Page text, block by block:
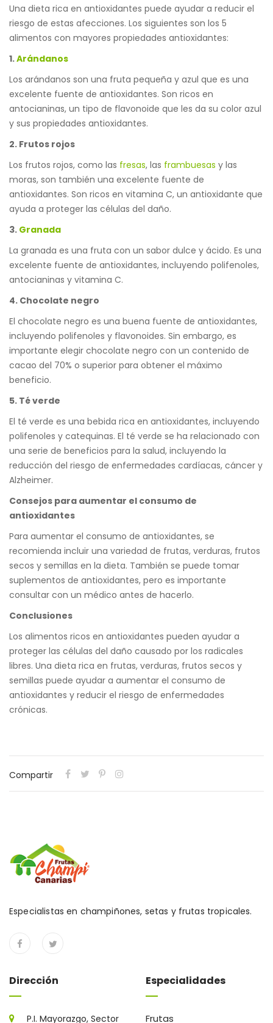
Una dieta rica en antioxidantes puede ayudar a reducir el
riesgo de estas afecciones. Los siguientes son los 5
alimentos con mayores propiedades antioxidantes:
1.Arándanos
Los arándanos son una fruta pequeña y azul que es una
excelente fuente de antioxidantes. Son ricos en
antocianinas, un tipo de flavonoide que les da su color azul
y sus propiedades antioxidantes.
2. Frutos rojos
Los frutos rojos, como las fresas, las frambuesas y las
moras, son también una excelente fuente de
antioxidantes. Son ricos en vitamina C, un antioxidante que
ayuda a proteger las células del daño.
3. Granada
La granada es una fruta con un sabor dulce y ácido. Es una
excelente fuente de antioxidantes, incluyendo polifenoles,
antocianinas y vitamina C.
4. Chocolate negro
El chocolate negro es una buena fuente de antioxidantes,
incluyendo polifenoles y flavonoides. Sin embargo, es
importante elegir chocolate negro con un contenido de
cacao del 70% o superior para obtener el máximo
beneficio.
5. Té verde
El té verde es una bebida rica en antioxidantes, incluyendo
polifenoles y catequinas. El té verde se ha relacionado con
una serie de beneficios para la salud, incluyendo la
reducción del riesgo de enfermedades cardíacas, cáncer y
Alzheimer.
Consejos para aumentar el consumo de
antioxidantes
Para aumentar el consumo de antioxidantes, se
recomienda incluir una variedad de frutas, verduras, frutos
secos y semillas en la dieta. También se puede tomar
suplementos de antioxidantes, pero es importante
consultar con un médico antes de hacerlo.
Conclusiones
Los alimentos ricos en antioxidantes pueden ayudar a
proteger las células del daño causado por los radicales
libres. Una dieta rica en frutas, verduras, frutos secos y
semillas puede ayudar a aumentar el consumo de
antioxidantes y reducir el riesgo de enfermedades
crónicas.
Compartir
Especialistas en champiñones, setas y frutas tropicales.
Dirección
P.I. Mayorazgo, Sector
Especialidades
Frutas